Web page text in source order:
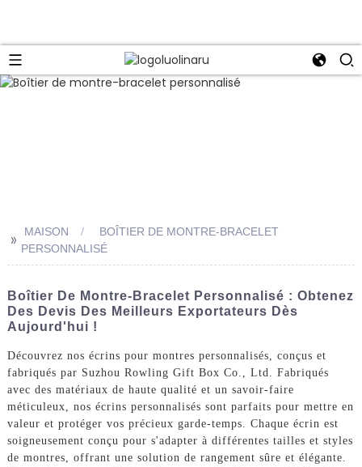
>> MAISON
BOÎTIER DE MONTRE-BRACELET
PERSONNALISÉ
Boîtier De Montre-Bracelet Personnalisé : Obtenez
Des Devis Des Meilleurs Exportateurs Dès
Aujourd'hui !
Découvrez nos écrins pour montres personnalisés, conçus et
fabriqués par Suzhou Rowling Gift Box Co., Ltd. Fabriqués
avec des matériaux de haute qualité et un savoir-faire
méticuleux, nos écrins personnalisés sont parfaits pour mettre en
valeur et protéger vos précieux garde-temps. Chaque écrin est
soigneusement conçu pour s'adapter à différentes tailles et styles
de montres, offrant une solution de rangement sûre et élégante.